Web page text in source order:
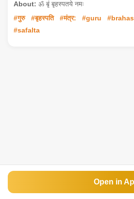
About: ॐ बृं बृहस्पतये नमः
#गुरु
#बृहस्पति #मंत्र: #guru
#safalta
Open in